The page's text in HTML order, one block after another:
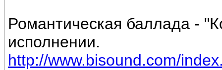
Романтическая баллада -
исполнении.
http://www.bisound.com/